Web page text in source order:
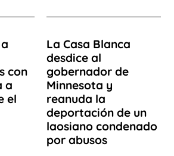
con
a
el
La Casa Blanca
desdice al
gobernador de
Minnesota y
reanuda la
deportación de un
laosiano condenado
por abusos